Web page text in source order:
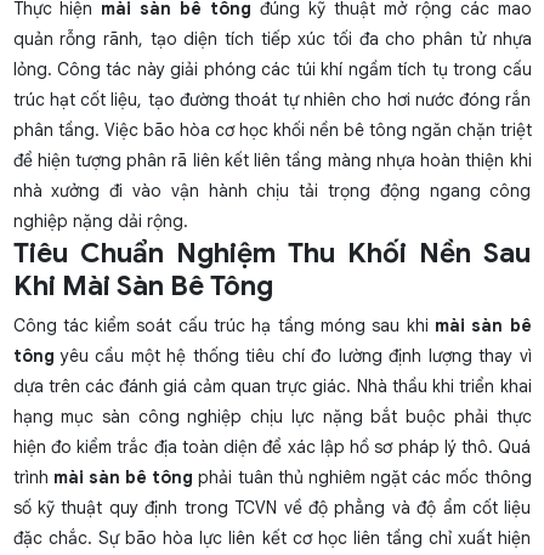
Thực hiện mài sàn bê tông đúng kỹ thuật mở rộng các mao
quản rỗng rãnh, tạo diện tích tiếp xúc tối đa cho phân tử nhựa
lỏng. Công tác này giải phóng các túi khí ngầm tích tụ trong cấu
trúc hạt cốt liệu, tạo đường thoát tự nhiên cho hơi nước đóng rắn
phân tầng. Việc bão hòa cơ học khối nền bê tông ngăn chặn triệt
để hiện tượng phân rã liên kết liên tầng màng nhựa hoàn thiện khi
nhà xưởng đi vào vận hành chịu tải trọng động ngang công
nghiệp nặng dải rộng.
Tiêu Chuẩn Nghiệm Thu Khối Nền Sau
Khi Mài Sàn Bê Tông
Công tác kiểm soát cấu trúc hạ tầng móng sau khi mài sàn bê
tông yêu cầu một hệ thống tiêu chí đo lường định lượng thay vì
dựa trên các đánh giá cảm quan trực giác. Nhà thầu khi triển khai
hạng mục sàn công nghiệp chịu lực nặng bắt buộc phải thực
hiện đo kiểm trắc địa toàn diện để xác lập hồ sơ pháp lý thô. Quá
trình mài sàn bê tông phải tuân thủ nghiêm ngặt các mốc thông
số kỹ thuật quy định trong TCVN về độ phẳng và độ ẩm cốt liệu
đặc chắc. Sự bão hòa lực liên kết cơ học liên tầng chỉ xuất hiện